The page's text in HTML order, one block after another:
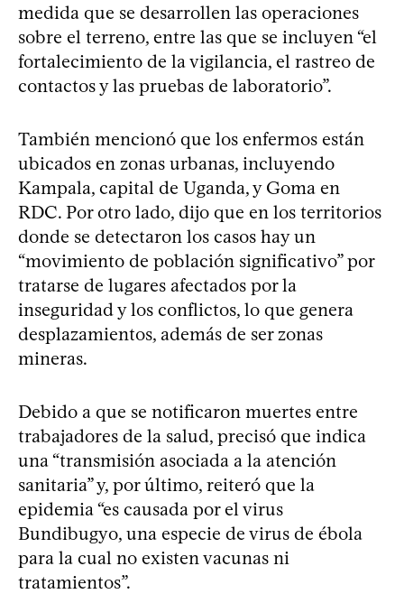
medida que se desarrollen las operaciones
sobre el terreno, entre las que se incluyen “el
fortalecimiento de la vigilancia, el rastreo de
contactos y las pruebas de laboratorio”.
También mencionó que los enfermos están
ubicados en zonas urbanas, incluyendo
Kampala, capital de Uganda, y Goma en
RDC. Por otro lado, dijo que en los territorios
donde se detectaron los casos hay un
“movimiento de población significativo” por
tratarse de lugares afectados por la
inseguridad y los conflictos, lo que genera
desplazamientos, además de ser zonas
mineras.
Debido a que se notificaron muertes entre
trabajadores de la salud, precisó que indica
una “transmisión asociada a la atención
sanitaria” y, por último, reiteró que la
epidemia “es causada por el virus
Bundibugyo, una especie de virus de ébola
para la cual no existen vacunas ni
tratamientos”.